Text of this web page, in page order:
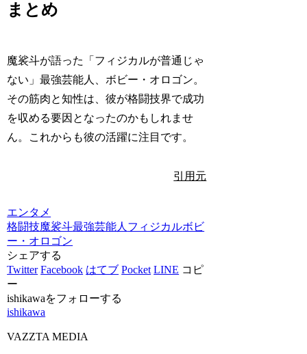
まとめ
魔裟斗が語った「フィジカルが普通じゃ
ない」最強芸能人、ボビー・オロゴン。
その筋肉と知性は、彼が格闘技界で成功
を収める要因となったのかもしれませ
ん。これからも彼の活躍に注目です。
引用元
エンタメ
格闘技魔裟斗最強芸能人 フィジカルボビ
ー・オロゴン
シェアする
Twitter Facebook はてブ Pocket LINE コピ
ー
ishikawaをフォローする
ishikawa
VAZZTA MEDIA